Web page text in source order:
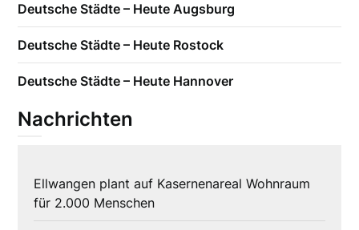
Deutsche Städte – Heute Augsburg
Deutsche Städte – Heute Rostock
Deutsche Städte – Heute Hannover
Nachrichten
Ellwangen plant auf Kasernenareal Wohnraum
für 2.000 Menschen